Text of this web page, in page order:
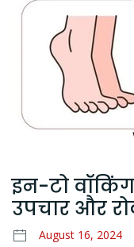
इन-टो
उपचार और
August 16, 2024